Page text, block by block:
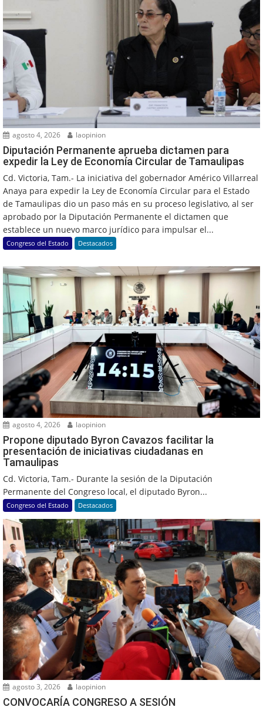
agosto 4, 2026 laopinion
Diputación Permanente aprueba dictamen para
expedir la Ley de Economía Circular de Tamaulipas
Cd. Victoria, Tam.- La iniciativa del gobernador Américo Villarreal
Anaya para expedir la Ley de Economía Circular para el Estado
de Tamaulipas dio un paso más en su proceso legislativo, al ser
aprobado por la Diputación Permanente el dictamen que
establece un nuevo marco jurídico para impulsar el...
Congreso del Estado Destacados
agosto 4, 2026 laopinion
Propone diputado Byron Cavazos facilitar la
presentación de iniciativas ciudadanas en
Tamaulipas
Cd. Victoria, Tam.- Durante la sesión de la Diputación
Permanente del Congreso local, el diputado Byron...
Congreso del Estado Destacados
agosto 3, 2026 laopinion
CONVOCARÍA CONGRESO A SESIÓN